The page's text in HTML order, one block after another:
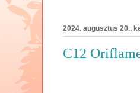
2024. augusztus 20.,
C12